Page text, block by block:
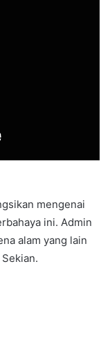
mengenai
ini. Admin
alam yang lain